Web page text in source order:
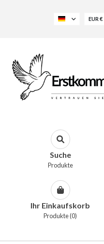
EUR €
Suche
Produkte
Ihr Einkaufskorb
Produkte (0)